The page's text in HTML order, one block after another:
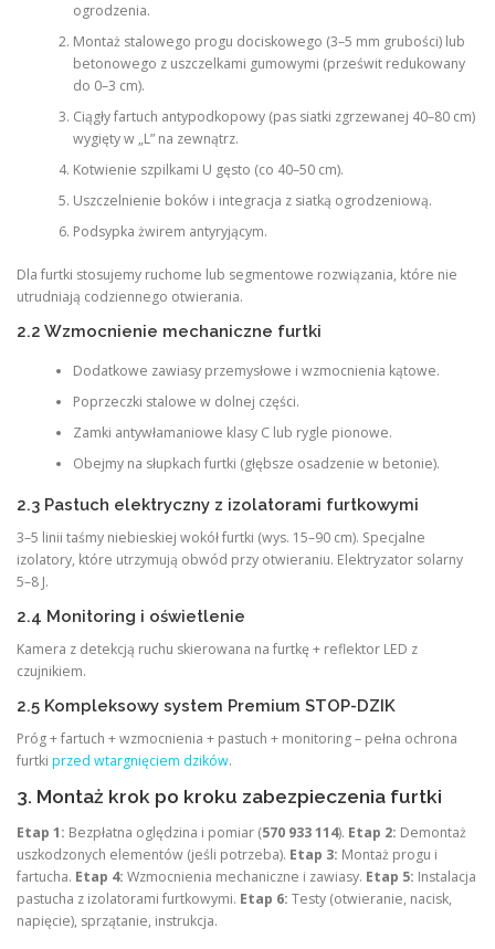
ogrodzenia.
Montaż stalowego progu dociskowego (3–5 mm grubości) lub
betonowego z uszczelkami gumowymi (prześwit redukowany
do 0–3 cm).
Ciągły fartuch antypodkopowy (pas siatki zgrzewanej 40–80 cm)
wygięty w „L” na zewnątrz.
Kotwienie szpilkami U gęsto (co 40–50 cm).
Uszczelnienie boków i integracja z siatką ogrodzeniową.
Podsypka żwirem antyryjącym.
Dla furtki stosujemy ruchome lub segmentowe rozwiązania, które nie
utrudniają codziennego otwierania.
2.2 Wzmocnienie mechaniczne furtki
Dodatkowe zawiasy przemysłowe i wzmocnienia kątowe.
Poprzeczki stalowe w dolnej części.
Zamki antywłamaniowe klasy C lub rygle pionowe.
Obejmy na słupkach furtki (głębsze osadzenie w betonie).
2.3 Pastuch elektryczny z izolatorami furtkowymi
3–5 linii taśmy niebieskiej wokół furtki (wys. 15–90 cm). Specjalne
izolatory, które utrzymują obwód przy otwieraniu. Elektryzator solarny
5–8 J.
2.4 Monitoring i oświetlenie
Kamera z detekcją ruchu skierowana na furtkę + reflektor LED z
czujnikiem.
2.5 Kompleksowy system Premium STOP-DZIK
Próg + fartuch + wzmocnienia + pastuch + monitoring – pełna ochrona
furtki przed wtargnięciem dzików.
3. Montaż krok po kroku zabezpieczenia furtki
Etap 1: Bezpłatna oględzina i pomiar (570 933 114). Etap 2: Demontaż
uszkodzonych elementów (jeśli potrzeba). Etap 3: Montaż progu i
fartucha. Etap 4: Wzmocnienia mechaniczne i zawiasy. Etap 5: Instalacja
pastucha z izolatorami furtkowymi. Etap 6: Testy (otwieranie, nacisk,
napięcie), sprzątanie, instrukcja.